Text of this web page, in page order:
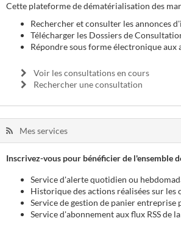
Cette plateforme de dématérialisation des
Rechercher et consulter les
Télécharger les Dossiers de
Répondre sous forme électronique aux
Voir les consultations en cours
Rechercher une consultation
Mes services
Inscrivez-vous pour bénéficier de l'ensemble
Service d'alerte quotidien ou
Historique des actions réalisées sur les
Service de gestion de panier entreprise
Service d'abonnement aux flux RSS de